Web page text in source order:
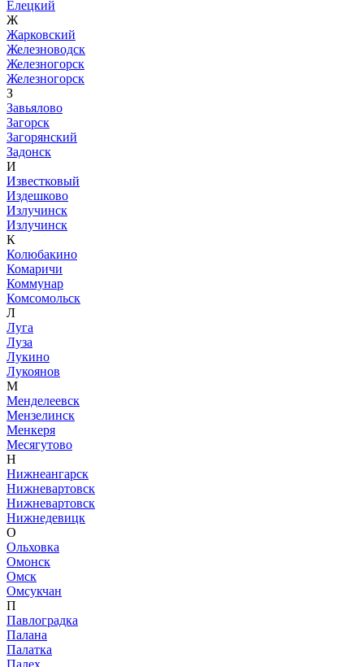
Елецкий
Ж
Жарковский
Железноводск
Железногорск
Железногорск
З
Завьялово
Загорск
Загорянский
Задонск
И
Известковый
Издешково
Излучинск
Излучинск
К
Колюбакино
Комаричи
Коммунар
Комсомольск
Л
Луга
Луза
Лукино
Лукоянов
М
Менделеевск
Мензелинск
Менкеря
Месягутово
Н
Нижнеангарск
Нижневартовск
Нижневартовск
Нижнедевицк
О
Ольховка
Омонск
Омск
Омсукчан
П
Павлоградка
Палана
Палатка
Палех